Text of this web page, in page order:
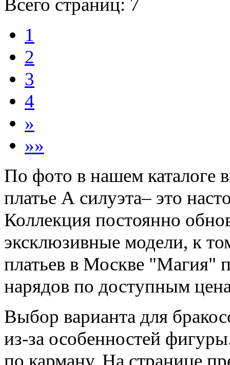
Всего страниц: 7
1
2
3
4
»
»»
По фото в нашем каталоге
платье А силуэта– это
Коллекция постоянно
эксклюзивные модели, к
платьев в Москве "Магия"
нарядов по доступным
Выбор варианта для
из-за особенностей